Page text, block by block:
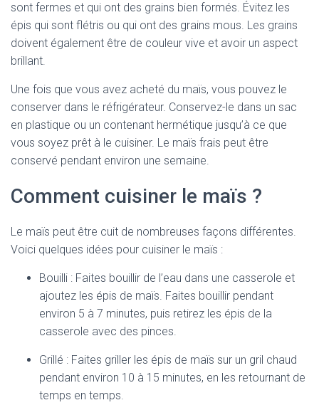
sont fermes et qui ont des grains bien formés. Évitez les
épis qui sont flétris ou qui ont des grains mous. Les grains
doivent également être de couleur vive et avoir un aspect
brillant.
Une fois que vous avez acheté du maïs, vous pouvez le
conserver dans le réfrigérateur. Conservez-le dans un sac
en plastique ou un contenant hermétique jusqu’à ce que
vous soyez prêt à le cuisiner. Le maïs frais peut être
conservé pendant environ une semaine.
Comment cuisiner le maïs ?
Le maïs peut être cuit de nombreuses façons différentes.
Voici quelques idées pour cuisiner le maïs :
Bouilli : Faites bouillir de l’eau dans une casserole et
ajoutez les épis de maïs. Faites bouillir pendant
environ 5 à 7 minutes, puis retirez les épis de la
casserole avec des pinces.
Grillé : Faites griller les épis de maïs sur un gril chaud
pendant environ 10 à 15 minutes, en les retournant de
temps en temps.